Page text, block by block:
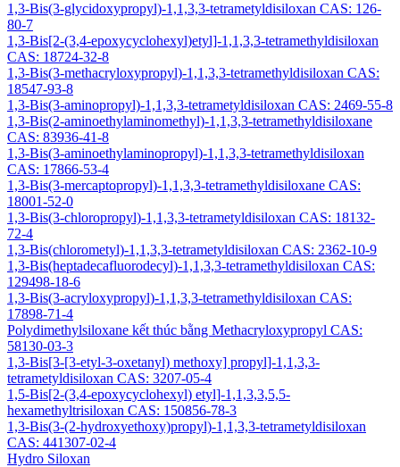
1,3-Bis(3-glycidoxypropyl)-1,1,3,3-tetrametyldisiloxan CAS: 126-
80-7
1,3-Bis[2-(3,4-epoxycyclohexyl)etyl]-1,1,3,3-tetramethyldisiloxan
CAS: 18724-32-8
1,3-Bis(3-methacryloxypropyl)-1,1,3,3-tetramethyldisiloxan CAS:
18547-93-8
1,3-Bis(3-aminopropyl)-1,1,3,3-tetrametyldisiloxan CAS: 2469-55-8
1,3-Bis(2-aminoethylaminomethyl)-1,1,3,3-tetramethyldisiloxane
CAS: 83936-41-8
1,3-Bis(3-aminoethylaminopropyl)-1,1,3,3-tetramethyldisiloxan
CAS: 17866-53-4
1,3-Bis(3-mercaptopropyl)-1,1,3,3-tetramethyldisiloxane CAS:
18001-52-0
1,3-Bis(3-chloropropyl)-1,1,3,3-tetrametyldisiloxan CAS: 18132-
72-4
1,3-Bis(chlorometyl)-1,1,3,3-tetrametyldisiloxan CAS: 2362-10-9
1,3-Bis(heptadecafluorodecyl)-1,1,3,3-tetramethyldisiloxan CAS:
129498-18-6
1,3-Bis(3-acryloxypropyl)-1,1,3,3-tetramethyldisiloxan CAS:
17898-71-4
Polydimethylsiloxane kết thúc bằng Methacryloxypropyl CAS:
58130-03-3
1,3-Bis[3-[3-etyl-3-oxetanyl) methoxy] propyl]-1,1,3,3-
tetrametyldisiloxan CAS: 3207-05-4
1,5-Bis[2-(3,4-epoxycyclohexyl) etyl]-1,1,3,3,5,5-
hexamethyltrisiloxan CAS: 150856-78-3
1,3-Bis(3-(2-hydroxyethoxy)propyl)-1,1,3,3-tetrametyldisiloxan
CAS: 441307-02-4
Hydro Siloxan